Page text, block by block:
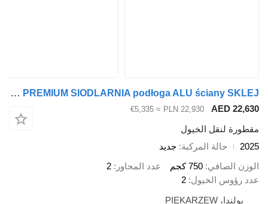
Cheval Liberté CL-15BS GOLD ORIGINS PREMIUM SIODLARNIA podłoga ALU ściany SKLEJ
AED
PLN 22,930
≈ €5,335
لنقل الخيول
حالة المركبة جديد
الصافي 750 كجم عدد المحاور 2
الخيول
2